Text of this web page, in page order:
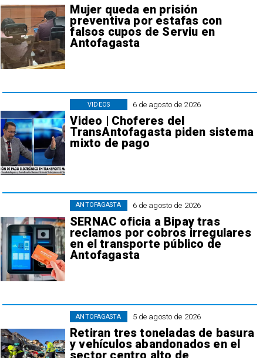
Mujer queda en prisión
preventiva por estafas con
falsos cupos de Serviu en
Antofagasta
6 de agosto de 2026
Video | Choferes del
TransAntofagasta piden sistema
mixto de pago
VIDEOS
6 de agosto de 2026
SERNAC oficia a Bipay tras
reclamos por cobros irregulares
en el transporte público de
Antofagasta
ANTOFAGASTA
5 de agosto de 2026
Retiran tres toneladas de basura
y vehículos abandonados en el
ANTOFAGASTA